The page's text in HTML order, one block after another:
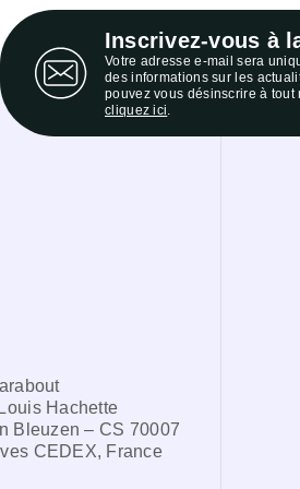
Inscrivez-vous à
Votre adresse e-mail sera
des informations sur les
pouvez vous désinscrire à tout
cliquez ici
Hachette
Bleuzen – CS 70007
CEDEX, France